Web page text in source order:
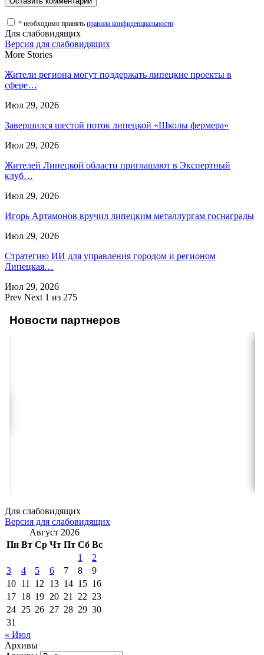
* необходимо принять правила конфиденциальности
Для слабовидящих
Версия для слабовидящих
More Stories
Жители региона могут поддержать липецкие проекты в
сфере…
Июл 29, 2026
Завершился шестой поток липецкой «Школы фермера»
Июл 29, 2026
Жителей Липецкой области приглашают в Экспертный
клуб…
Июл 29, 2026
Игорь Артамонов вручил липецким металлургам госнаграды
Июл 29, 2026
Стратегию ИИ для управления городом и регионом
Липецкая…
Июл 29, 2026
Prev Next 1 из 275
Новости партнеров
Для слабовидящих
Версия для слабовидящих
Август 2026
Пн Вт Ср Чт Пт Сб Вс
1
2
3
4 5 6 7 8
9
10 11 12 13 14 15 16
17 18 19 20 21 22 23
24 25 26 27 28 29 30
31
« Июл
Архивы